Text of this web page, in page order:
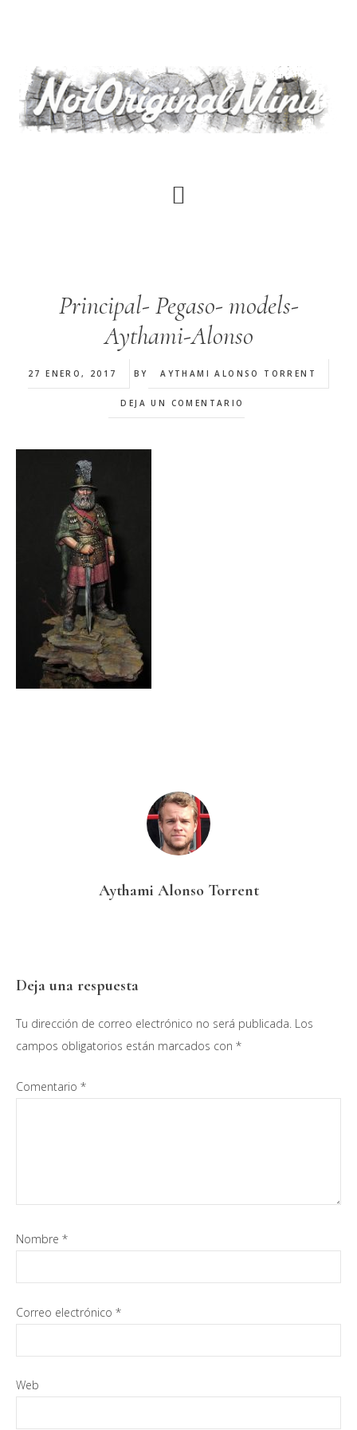
principal
Principal- Pegaso- models-
Aythami-Alonso
27 ENERO, 2017 BY AYTHAMI ALONSO TORRENT
DEJA UN COMENTARIO
Aythami Alonso Torrent
Interacciones
con
los
Deja una respuesta
Tu dirección de correo electrónico no será publicada. Los
campos obligatorios están marcados con *
Comentario *
Nombre *
Correo electrónico *
Web